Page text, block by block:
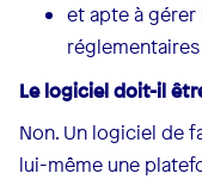
et apte à
réglementaires
Le logiciel doit-il
Non. Un logiciel de
lui-même une